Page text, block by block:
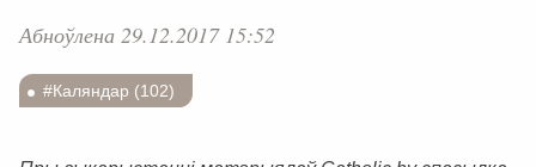
Абноўлена 29.12.2017 15:52
#Каляндар (102)